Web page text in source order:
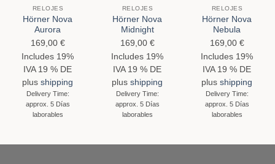
RELOJES
Hörner Nova
Aurora
169,00 €
Includes 19%
IVA 19 % DE
plusshipping
Delivery Time:
approx. 5 Días
laborables
RELOJES
Hörner Nova
Midnight
169,00 €
Includes 19%
IVA 19 % DE
plusshipping
Delivery Time:
approx. 5 Días
laborables
RELOJES
Hörner Nova
Nebula
169,00 €
Includes 19%
IVA 19 % DE
plusshipping
Delivery Time:
approx. 5 Días
laborables